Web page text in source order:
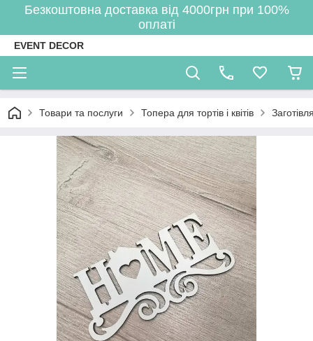
Безкоштовна доставка від 4000грн при 100%
оплаті
EVENT DECOR
Товари та послуги Топера для тортів і квітів